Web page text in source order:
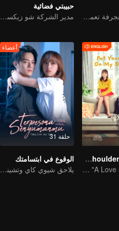
فتاة قوية متعجرفة تعمل كمديرة تقع في الحب
حبيبتي فضائية
مدير الشركة شو زيكسيان يلتقي بفتاة من الفضاء
Put Your Head On My Shoulder (Eng Dub)
It was adapted from the same series of novels as "A Love so Beautiful"
حلقة 31
أعضاء
الوقوع في ابتسامتك
يلاحق شيوي كاي وتشينغ شياو الأحلام بحماس